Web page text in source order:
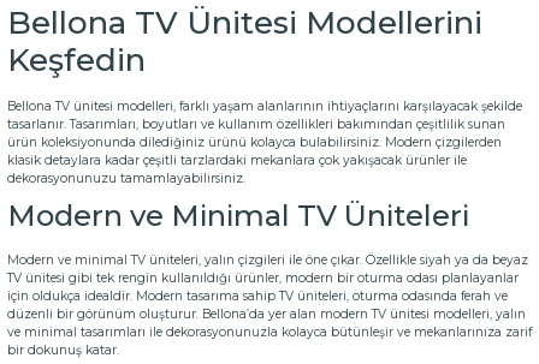
Bellona TV Ünitesi Modellerini
Keşfedin
Bellona TV ünitesi modelleri, farklı yaşam alanlarının ihtiyaçlarını karşılayacak şekilde
tasarlanır. Tasarımları, boyutları ve kullanım özellikleri bakımından çeşitlilik sunan
ürün koleksiyonunda dilediğiniz ürünü kolayca bulabilirsiniz. Modern çizgilerden
klasik detaylara kadar çeşitli tarzlardaki mekanlara çok yakışacak ürünler ile
dekorasyonunuzu tamamlayabilirsiniz.
Modern ve Minimal TV Üniteleri
Modern ve minimal TV üniteleri, yalın çizgileri ile öne çıkar. Özellikle siyah ya da beyaz
TV ünitesi gibi tek rengin kullanıldığı ürünler, modern bir oturma odası planlayanlar
için oldukça idealdir. Modern tasarıma sahip TV üniteleri, oturma odasında ferah ve
düzenli bir görünüm oluşturur. Bellona’da yer alan modern TV ünitesi modelleri, yalın
ve minimal tasarımları ile dekorasyonunuzla kolayca bütünleşir ve mekanlarınıza zarif
bir dokunuş katar.